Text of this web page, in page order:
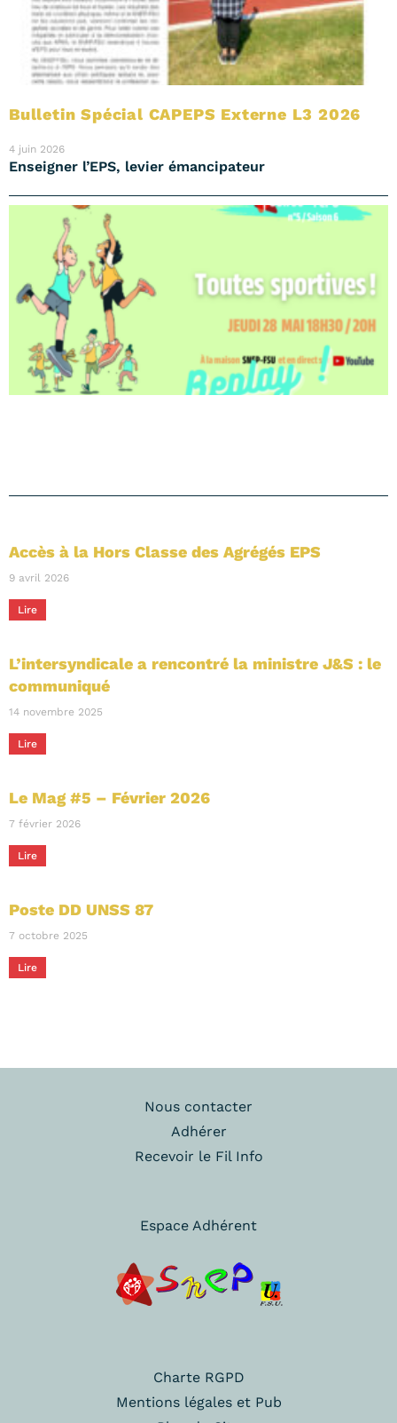
Bulletin Spécial CAPEPS Externe L3 2026
4 juin 2026
Enseigner l’EPS, levier émancipateur
Accès à la Hors Classe des Agrégés EPS
9 avril 2026
Lire
L​’intersyndicale a rencontré la ministre J&S : le
communiqué
14 novembre 2025
Lire
Le Mag #5 – Février 2026
7 février 2026
Lire
Poste DD UNSS 87
7 octobre 2025
Lire
Nous contacter
Adhérer
Recevoir le Fil Info
Espace Adhérent
Charte RGPD
Mentions légales et Pub